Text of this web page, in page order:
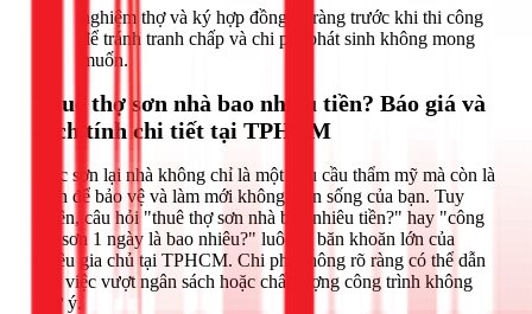
nghiệm thợ và ký hợp đồng rõ ràng trước khi thi công
để tránh tranh chấp và chi phí phát sinh không mong
muốn.
Thuê thợ sơn nhà bao nhiêu tiền? Báo giá và
cách tính chi tiết tại TPHCM
Việc sơn lại nhà không chỉ là một nhu cầu thẩm mỹ mà còn là
cách để bảo vệ và làm mới không gian sống của bạn. Tuy
nhiên, câu hỏi "thuê thợ sơn nhà bao nhiêu tiền?" hay "công
thợ sơn 1 ngày là bao nhiêu?" luôn là băn khoăn lớn của
nhiều gia chủ tại TPHCM. Chi phí không rõ ràng có thể dẫn
đến việc vượt ngân sách hoặc chất lượng công trình không
như ý.